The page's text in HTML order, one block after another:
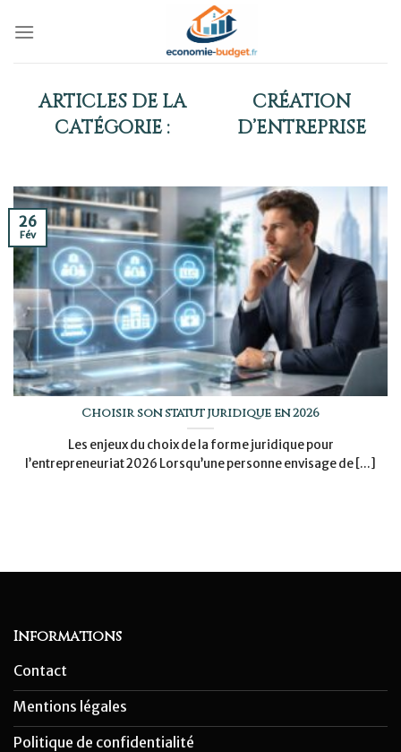
CRÉATION
D’ENTREPRISE
Choisir son statut juridique en 2026
Les enjeux du choix de la forme juridique pour
l’entrepreneuriat 2026 Lorsqu’une personne envisage de [...]
26
Fév
Informations
Contact
Mentions légales
Politique de confidentialité